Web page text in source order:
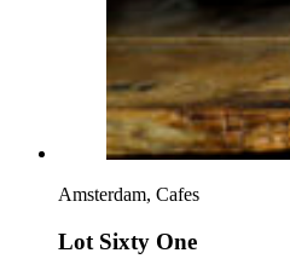
Amsterdam, Cafes
Lot Sixty One